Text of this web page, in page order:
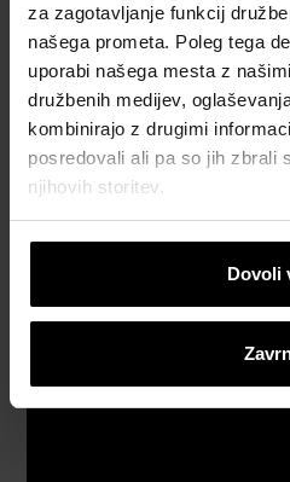
za zagotavljanje funkcij
našega prometa. Poleg tega
uporabi našega mesta z
družbenih medijev,
kombinirajo z drugimi
posredovali ali pa so jih zbrali
njihovih storitev.
Dovoli
Naročite
Naročite brezplačni
How to video
Katalogi, brošure
dokumentacija